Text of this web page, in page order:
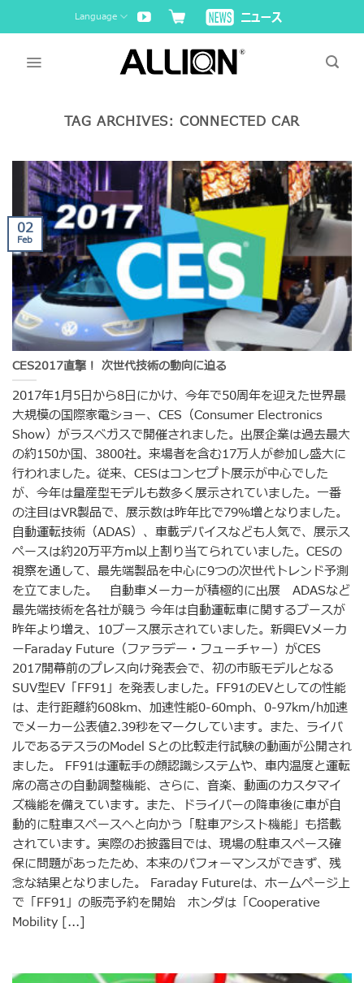
to
Language
TAG ARCHIVES: CONNECTED CAR
CES2017直撃！ 次世代技術の動向に迫る
2017年1月5日から8日にかけ、今年で50周年を迎えた世界最
大規模の国際家電ショー、CES（Consumer Electronics
Show）がラスベガスで開催されました。出展企業は過去最大
の約150か国、3800社。来場者を含む17万人が参加し盛大に
行われました。従来、CESはコンセプト展示が中心でした
が、今年は量産型モデルも数多く展示されていました。一番
の注目はVR製品で、展示数は昨年比で79％増となりました。
自動運転技術（ADAS）、車載デバイスなども人気で、展示ス
ペースは約20万平方m以上割り当てられていました。CESの
視察を通して、最先端製品を中心に9つの次世代トレンド予測
を立てました。 自動車メーカーが積極的に出展 ADASなど
最先端技術を各社が競う 今年は自動運転車に関するブースが
昨年より増え、10ブース展示されていました。新興EVメーカ
ーFaraday Future（ファラデー・フューチャー）がCES
2017開幕前のプレス向け発表会で、初の市販モデルとなる
SUV型EV「FF91」を発表しました。FF91のEVとしての性能
は、走行距離約608km、加速性能0-60mph、0-97km/h加速
でメーカー公表値2.39秒をマークしています。また、ライバ
ルであるテスラのModel Sとの比較走行試験の動画が公開され
ました。 FF91は運転手の顔認識システムや、車内温度と運転
席の高さの自動調整機能、さらに、音楽、動画のカスタマイ
ズ機能を備えています。また、ドライバーの降車後に車が自
動的に駐車スペースへと向かう「駐車アシスト機能」も搭載
されています。実際のお披露目では、現場の駐車スペース確
保に問題があったため、本来のパフォーマンスができず、残
念な結果となりました。 Faraday Futureは、ホームページ上
で「FF91」の販売予約を開始 ホンダは「Cooperative
Mobility [...]
02
Feb